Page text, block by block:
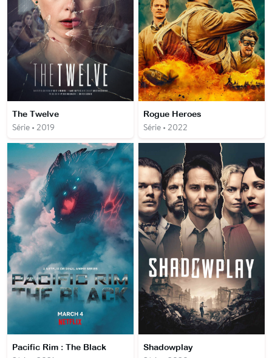
The Twelve
Série • 2019
Rogue Heroes
Série • 2022
Pacific Rim : The Black Shadowplay